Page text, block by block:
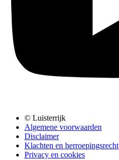
© Luisterrijk
Algemene voorwaarden
Disclaimer
Klachten en herroepingsrecht
Privacy en cookies